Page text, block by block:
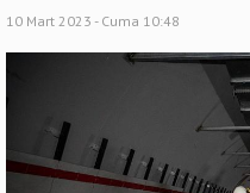
10 Mart 2023 - Cuma 10:48